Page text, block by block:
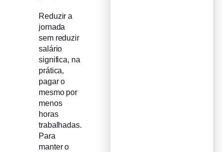
Reduzir a
jornada
sem reduzir
salário
significa, na
prática,
pagar o
mesmo por
menos
horas
trabalhadas.
Para
manter o